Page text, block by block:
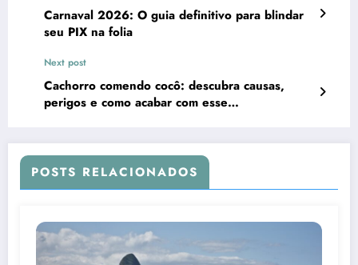
Carnaval 2026: O guia definitivo para blindar
seu PIX na folia
Next post
Cachorro comendo cocô: descubra causas,
perigos e como acabar com esse
POSTS RELACIONADOS